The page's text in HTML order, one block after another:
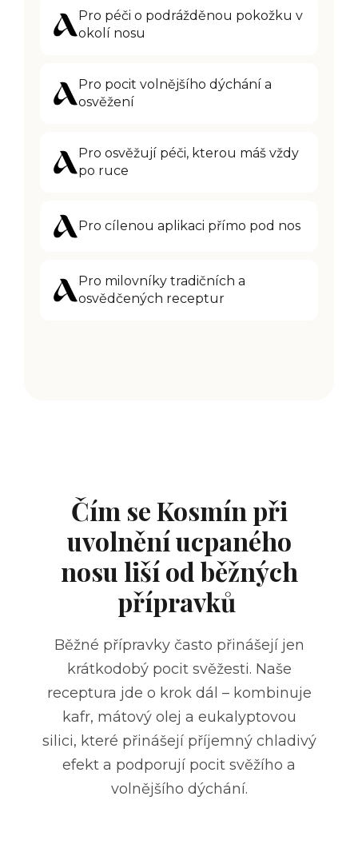
Pro péči o podrážděnou pokožku v
okolí nosu
Pro pocit volnějšího dýchání a
osvěžení
Pro osvěžují péči, kterou máš vždy
po ruce
Pro cílenou aplikaci přímo pod nos
Pro milovníky tradičních a
osvědčených receptur
Čím se Kosmín při
uvolnění ucpaného
nosu liší od běžných
přípravků
Běžné přípravky často přinášejí jen
krátkodobý pocit svěžesti. Naše
receptura jde o krok dál – kombinuje
kafr, mátový olej a eukalyptovou
silici, které přinášejí příjemný chladivý
efekt a podporují pocit svěžího a
volnějšího dýchání.